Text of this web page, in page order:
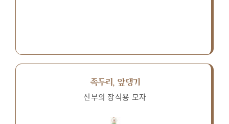
족두리, 앞댕기
신부의 장식용 모자